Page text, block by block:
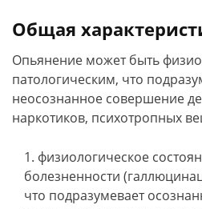
Общая
Опьянение может быть
патологическим, что
неосознанное совершение
наркотиков, психотропных
физиологическое
болезненности
что подразумевает